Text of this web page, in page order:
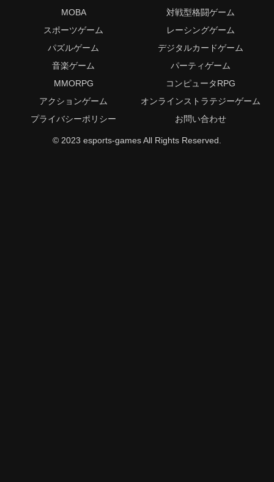
MOBA
対戦型格闘ゲーム
スポーツゲーム
レーシングゲーム
パズルゲーム
デジタルカードゲーム
音楽ゲーム
パーティゲーム
MMORPG
コンピュータRPG
アクションゲーム
オンラインストラテジーゲーム
プライバシーポリシー
お問い合わせ
© 2023 esports-games All Rights Reserved.